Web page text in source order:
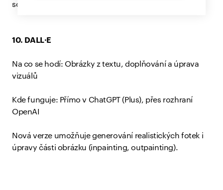
sofistikovaný nástroj.
10. DALL·E
Na co se hodí: Obrázky z textu, doplňování a úprava
vizuálů
Kde funguje: Přímo v ChatGPT (Plus), přes rozhraní
OpenAI
Nová verze umožňuje generování realistických fotek i
úpravy části obrázku (inpainting, outpainting).